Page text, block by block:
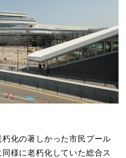
化の著しかった市民プール
様に老朽化していた総合ス